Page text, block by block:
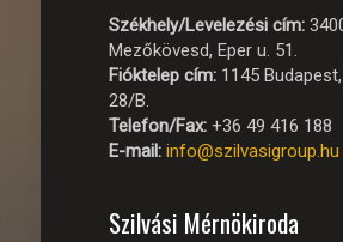
Székhely/Levelezési cím:
Mezőkövesd, Eper u. 51.
Fióktelep cím:1145
28/B.
Telefon/Fax:+36 49 416 188
E-mail: info@szilvasigroup.hu
Szilvási Mérnökiroda